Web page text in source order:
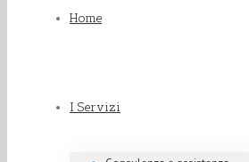
Home
I Servizi